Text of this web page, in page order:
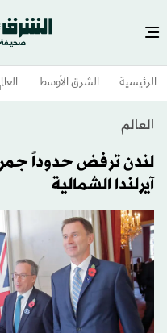
الرئيسية الشرق الأوسط​ العالم
العالم
لندن ترفض حدوداً
آيرلندا الشمالية